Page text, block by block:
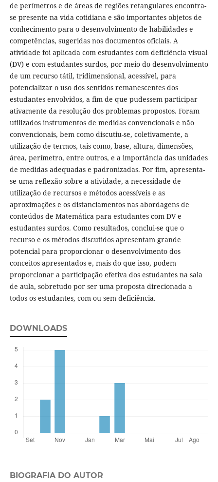
de perímetros e de áreas de regiões retangulares encontra-
se presente na vida cotidiana e são importantes objetos de
conhecimento para o desenvolvimento de habilidades e
competências, sugeridas nos documentos oficiais. A
atividade foi aplicada com estudantes com deficiência visual
(DV) e com estudantes surdos, por meio do desenvolvimento
de um recurso tátil, tridimensional, acessível, para
potencializar o uso dos sentidos remanescentes dos
estudantes envolvidos, a fim de que pudessem participar
ativamente da resolução dos problemas propostos. Foram
utilizados instrumentos de medidas convencionais e não
convencionais, bem como discutiu-se, coletivamente, a
utilização de termos, tais como, base, altura, dimensões,
área, perímetro, entre outros, e a importância das unidades
de medidas adequadas e padronizadas. Por fim, apresenta-
se uma reflexão sobre a atividade, a necessidade de
utilização de recursos e métodos acessíveis e as
aproximações e os distanciamentos nas abordagens de
conteúdos de Matemática para estudantes com DV e
estudantes surdos. Como resultados, conclui-se que o
recurso e os métodos discutidos apresentam grande
potencial para proporcionar o desenvolvimento dos
conceitos apresentados e, mais do que isso, podem
proporcionar a participação efetiva dos estudantes na sala
de aula, sobretudo por ser uma proposta direcionada a
todos os estudantes, com ou sem deficiência.
DOWNLOADS
BIOGRAFIA DO AUTOR